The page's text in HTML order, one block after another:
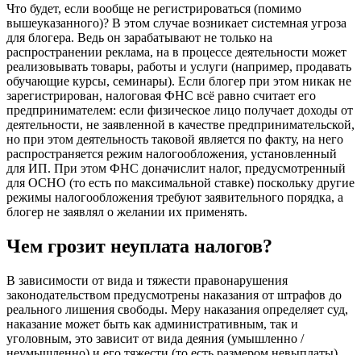
Что будет, если вообще не регистрироваться (помимо
вышеуказанного)? В этом случае возникает системная угроза
для блогера. Ведь он зарабатывают не только на
распространении реклама, на в процессе деятельности может
реализовывать товары, работы и услуги (например, продавать
обучающие курсы, семинары). Если блогер при этом никак не
зарегистрирован, налоговая ФНС всё равно считает его
предпринимателем: если физическое лицо получает доходы от
деятельности, не заявленной в качестве предпринимательской,
но при этом деятельность таковой является по факту, на него
распространяется режим налогообложения, установленный
для ИП. При этом ФНС доначислит налог, предусмотренный
для ОСНО (то есть по максимальной ставке) поскольку другие
режимы налогообложения требуют заявительного порядка, а
блогер не заявлял о желании их применять.
Чем грозит неуплата налогов?
В зависимости от вида и тяжести правонарушения
законодательством предусмотрены наказания от штрафов до
реального лишения свободы. Меру наказания определяет суд,
наказание может быть как административным, так и
уголовным, это зависит от вида деяния (умышленно /